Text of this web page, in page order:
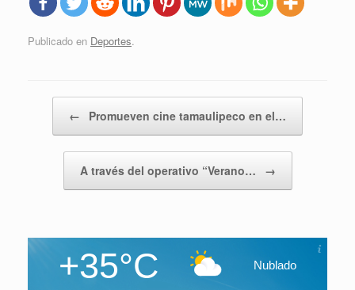
Publicado en Deportes.
← Promueven cine tamaulipeco en el…
A través del operativo “Verano… →
+35°C Nublado